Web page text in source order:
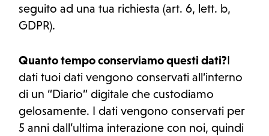
seguito ad una tua richiesta (art. 6, lett. b,
GDPR).
Quanto tempo conserviamo questi dati?I
dati tuoi dati vengono conservati all’interno
di un “Diario” digitale che custodiamo
gelosamente. I dati vengono conservati per
5 anni dall’ultima interazione con noi, quindi